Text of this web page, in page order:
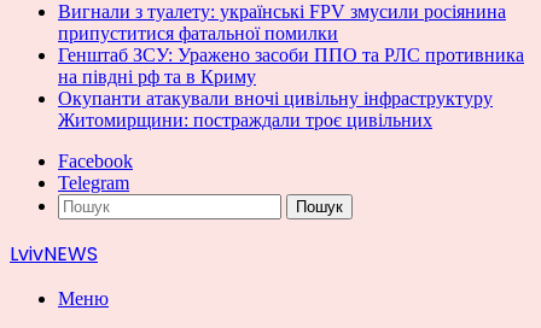
Вигнали з туалету: українські FPV змусили росіянина
припуститися фатальної помилки
Генштаб ЗСУ: Уражено засоби ППО та РЛС противника
на півдні рф та в Криму
Окупанти атакували вночі цивільну інфраструктуру
Житомирщини: постраждали троє цивільних
Facebook
Telegram
Пошук
LvivNEWS
Меню